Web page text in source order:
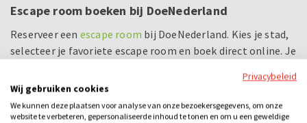
Escape room boeken bij DoeNederland
Reserveer een escape room bij DoeNederland. Kies je stad,
selecteer je favoriete escape room en boek direct online. Je
Den Bosch, Nijmegen of Eindhoven vindt die past bij jouw
planning. Ze zijn geschikt voor 2 tot 8 personen, en grotere
groepen kunnen gelijktijdig in meerdere escape rooms
Privacybeleid
Wij gebruiken cookies
We kunnen deze plaatsen voor analyse van onze bezoekersgegevens, om onze
website te verbeteren, gepersonaliseerde inhoud te tonen en om u een geweldige